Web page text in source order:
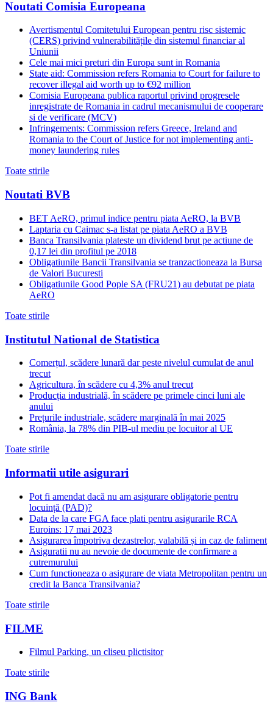
Noutati Comisia Europeana
Avertismentul Comitetului European pentru risc sistemic
(CERS) privind vulnerabilitățile din sistemul financiar al
Uniunii
Cele mai mici preturi din Europa sunt in Romania
State aid: Commission refers Romania to Court for failure to
recover illegal aid worth up to €92 million
Comisia Europeana publica raportul privind progresele
inregistrate de Romania in cadrul mecanismului de cooperare
si de verificare (MCV)
Infringements: Commission refers Greece, Ireland and
Romania to the Court of Justice for not implementing anti-
money laundering rules
Toate stirile
Noutati BVB
BET AeRO, primul indice pentru piata AeRO, la BVB
Laptaria cu Caimac s-a listat pe piata AeRO a BVB
Banca Transilvania plateste un dividend brut pe actiune de
0,17 lei din profitul pe 2018
Obligatiunile Bancii Transilvania se tranzactioneaza la Bursa
de Valori Bucuresti
Obligatiunile Good Pople SA (FRU21) au debutat pe piata
AeRO
Toate stirile
Institutul National de Statistica
Comerțul, scădere lunară dar peste nivelul cumulat de anul
trecut
Agricultura, în scădere cu 4,3% anul trecut
Producția industrială, în scădere pe primele cinci luni ale
anului
Prețurile industriale, scădere marginală în mai 2025
România, la 78% din PIB-ul mediu pe locuitor al UE
Toate stirile
Informatii utile asigurari
Pot fi amendat dacă nu am asigurare obligatorie pentru
locuință (PAD)?
Data de la care FGA face plati pentru asigurarile RCA
Euroins: 17 mai 2023
Asigurarea împotriva dezastrelor, valabilă și in caz de faliment
Asiguratii nu au nevoie de documente de confirmare a
cutremurului
Cum functioneaza o asigurare de viata Metropolitan pentru un
credit la Banca Transilvania?
Toate stirile
FILME
Filmul Parking, un cliseu plictisitor
Toate stirile
ING Bank